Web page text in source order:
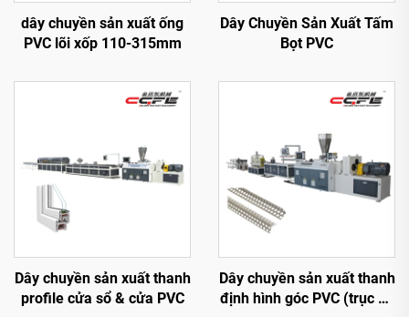
dây chuyền sản xuất ống
PVC lõi xốp 110-315mm
Dây Chuyền Sản Xuất Tấm
Bọt PVC
Dây chuyền sản xuất thanh
profile cửa sổ & cửa PVC
Dây chuyền sản xuất thanh
định hình góc PVC (trục vít